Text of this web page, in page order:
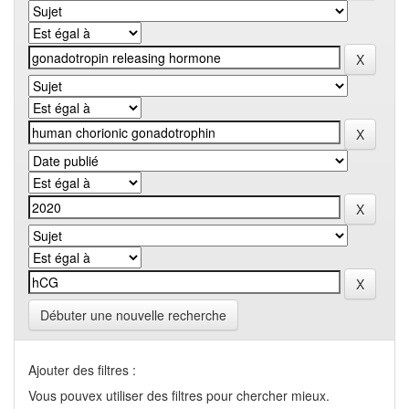
Débuter une nouvelle recherche
Ajouter des filtres :
Vous pouvex utiliser des filtres pour chercher mieux.